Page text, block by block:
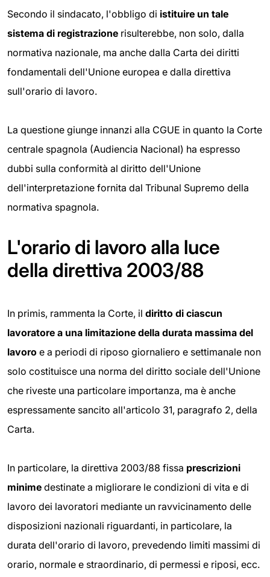
Secondo il sindacato, l'obbligo di istituire un tale
sistema di registrazione risulterebbe, non solo, dalla
normativa nazionale, ma anche dalla Carta dei diritti
fondamentali dell'Unione europea e dalla direttiva
sull'orario di lavoro.
La questione giunge innanzi alla CGUE in quanto la Corte
centrale spagnola (Audiencia Nacional) ha espresso
dubbi sulla conformità al diritto dell'Unione
dell'interpretazione fornita dal Tribunal Supremo della
normativa spagnola.
L'orario di lavoro alla luce
della direttiva 2003/88
In primis, rammenta la Corte, il diritto di ciascun
lavoratore a una limitazione della durata massima del
lavoro e a periodi di riposo giornaliero e settimanale non
solo costituisce una norma del diritto sociale dell'Unione
che riveste una particolare importanza, ma è anche
espressamente sancito all'articolo 31, paragrafo 2, della
Carta.
In particolare, la direttiva 2003/88 fissa prescrizioni
minime destinate a migliorare le condizioni di vita e di
lavoro dei lavoratori mediante un ravvicinamento delle
disposizioni nazionali riguardanti, in particolare, la
durata dell'orario di lavoro, prevedendo limiti massimi di
orario, normale e straordinario, di permessi e riposi, ecc.